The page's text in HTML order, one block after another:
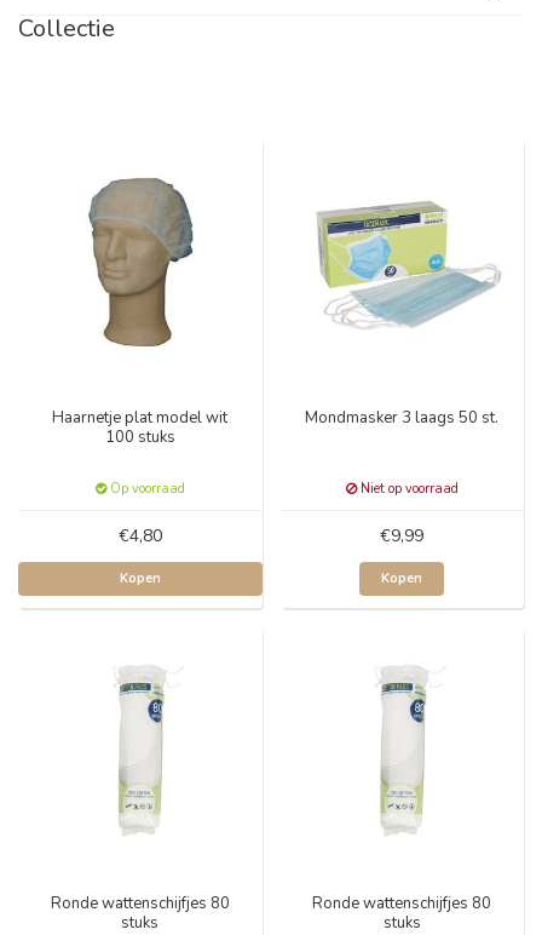
Collectie
Haarnetje plat model wit
100 stuks
Op voorraad
€4,80
Kopen
Mondmasker 3 laags 50 st.
Niet op voorraad
€9,99
Kopen
Ronde wattenschijfjes 80
stuks
Ronde wattenschijfjes 80
stuks